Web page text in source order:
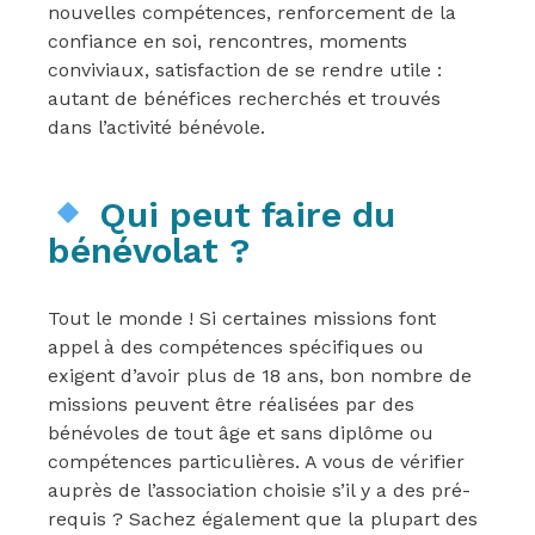
nouvelles compétences, renforcement de la
confiance en soi, rencontres, moments
conviviaux, satisfaction de se rendre utile :
autant de bénéfices recherchés et trouvés
dans l’activité bénévole.
Qui peut faire du
bénévolat ?
Tout le monde ! Si certaines missions font
appel à des compétences spécifiques ou
exigent d’avoir plus de 18 ans, bon nombre de
missions peuvent être réalisées par des
bénévoles de tout âge et sans diplôme ou
compétences particulières. A vous de vérifier
auprès de l’association choisie s’il y a des pré-
requis ? Sachez également que la plupart des